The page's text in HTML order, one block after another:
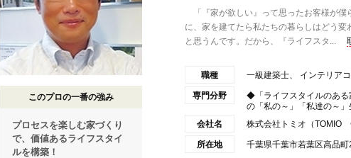
このプロの一番の強み
プロセスを楽しむ家づくり
で、価値あるライフスタイ
ルを構築！
「『家が欲しい』って思ったお客様が僕
に、家を建てたら私たちの暮らしはどう
と思うんです。だから、『ライフスタ...
職種 一級建築士、 インテリア
専門分野
◆「ライフスタイルのある
の「私の～」「私達の～」
会社名
株式会社トミオ（TOMIO
所在地 千葉県千葉市若葉区高品町